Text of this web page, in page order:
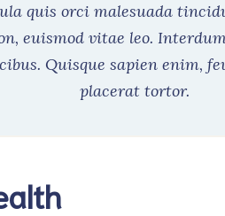
quis orci malesuada
euismod vitae leo.
Quisque sapien enim,
placerat tortor.